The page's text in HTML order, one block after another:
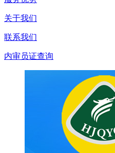
关于我们
联系我们
内审员证查询